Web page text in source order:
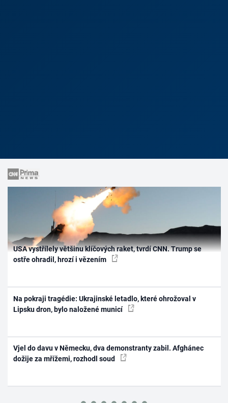
USA vystřílely většinu klíčových raket, tvrdí CNN. Trump se
ostře ohradil, hrozí i vězením
Na pokraji tragédie: Ukrajinské letadlo, které ohrožoval v
Lipsku dron, bylo naložené municí
Vjel do davu v Německu, dva demonstranty zabil. Afghánec
dožije za mřížemi, rozhodl soud